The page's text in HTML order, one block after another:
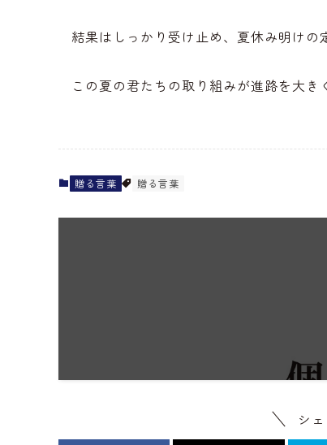
結果はしっかり受け止め、夏休み明け
この夏の君たちの取り組みが進路を大き
贈る言葉 贈る言葉
シ